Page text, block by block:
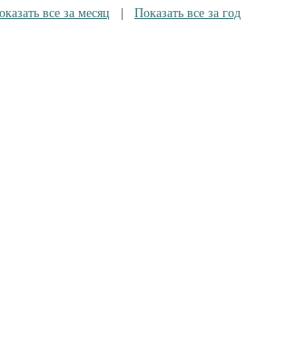
все за месяц
Показать все за год